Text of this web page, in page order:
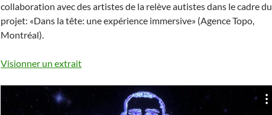
collaboration avec des artistes de la relève autistes dans le cadre du
projet: «Dans la tête: une expérience immersive» (Agence Topo,
Montréal).
Visionner un extrait